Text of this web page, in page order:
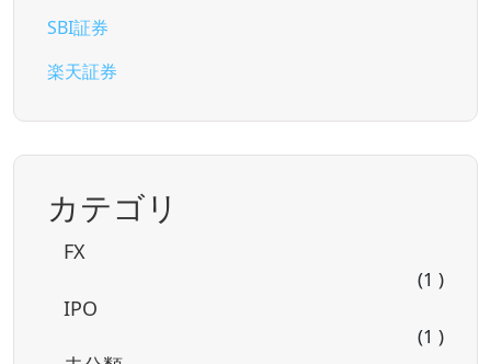
SBI証券
楽天証券
カテゴリ
FX
(1 )
IPO
(1 )